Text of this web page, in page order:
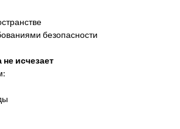
безопасности
не исчезает